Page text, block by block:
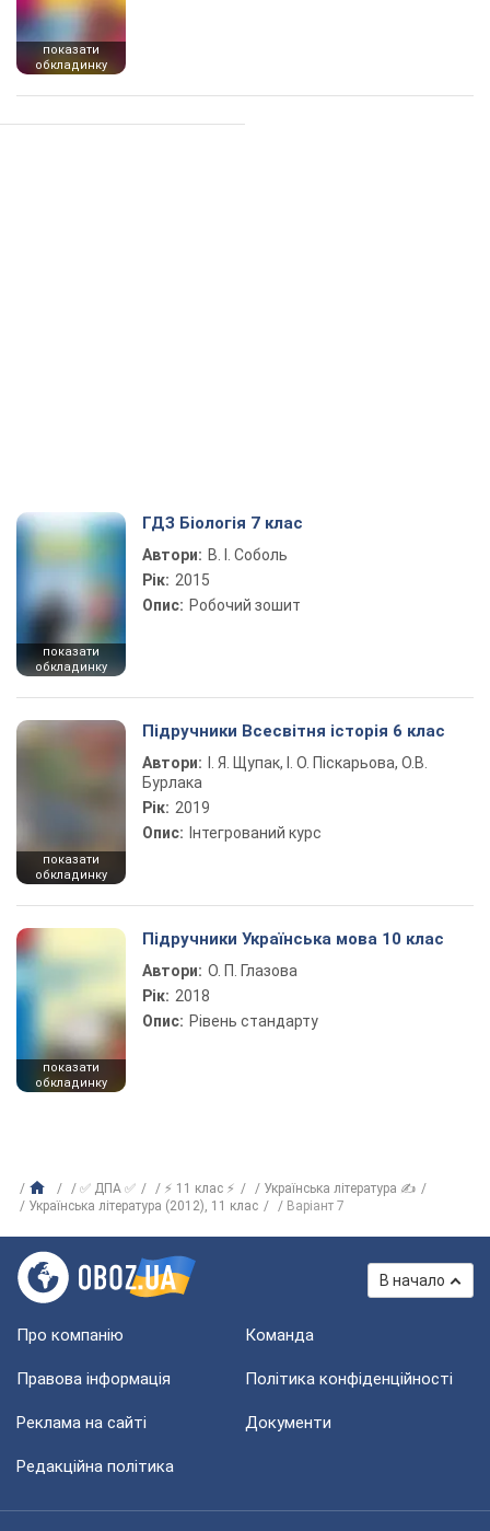
показати
обкладинку
показати
обкладинку
ГДЗ Біологія 7 клас
Автори: В. І. Соболь
Рік: 2015
Опис: Робочий зошит
показати
обкладинку
Підручники Всесвітня історія 6 клас
Автори:
І. Я. Щупак, І. О. Піскарьова, О.В.
Бурлака
Рік: 2019
Опис: Інтегрований курс
показати
обкладинку
Підручники Українська мова 10 клас
Автори: О. П. Глазова
Рік: 2018
Опис: Рівень стандарту
✅ ДПА ✅ ⚡ 11 клас ⚡
Українська література ✍
Українська література (2012), 11 клас
Варіант 7
В начало
Про компанію Команда
Правова інформація Політика конфіденційності
Реклама на сайті Документи
Редакційна політика